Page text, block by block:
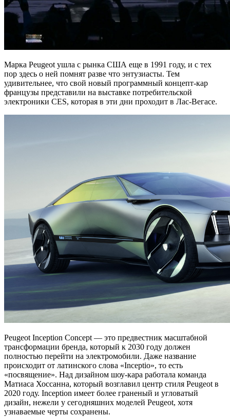
Марка Peugeot ушла с рынка США еще в 1991 году, и с тех
пор здесь о ней помнят разве что энтузиасты. Тем
удивительнее, что свой новый программный концепт-кар
французы представили на выставке потребительской
электроники CES, которая в эти дни проходит в Лас-Вегасе.
Peugeot Inception Concept — это предвестник масштабной
трансформации бренда, который к 2030 году должен
полностью перейти на электромобили. Даже название
происходит от латинского слова «Inceptio», то есть
«посвящение». Над дизайном шоу-кара работала команда
Матиаса Хоссанна, который возглавил центр стиля Peugeot в
2020 году. Inception имеет более граненый и угловатый
дизайн, нежели у сегодняшних моделей Peugeot, хотя
узнаваемые черты сохранены.